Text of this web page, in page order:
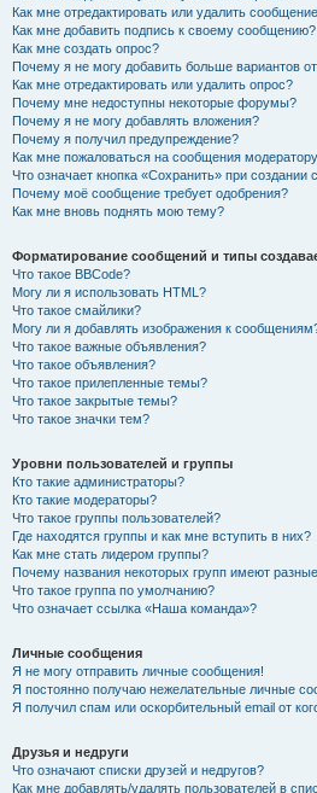
Как мне отредактировать или удалить
Как мне добавить подпись к своему сообщению?
Как мне создать опрос?
Почему я не могу добавить больше вариантов
Как мне отредактировать или удалить опрос?
Почему мне недоступны некоторые форумы?
Почему я не могу добавлять вложения?
Почему я получил предупреждение?
Как мне пожаловаться на сообщения
Что означает кнопка «Сохранить» при создании
Почему моё сообщение требует одобрения?
Как мне вновь поднять мою тему?
Форматирование сообщений и типы
Что такое BBCode?
Могу ли я использовать HTML?
Что такое смайлики?
Могу ли я добавлять изображения к
Что такое важные объявления?
Что такое объявления?
Что такое прилепленные темы?
Что такое закрытые темы?
Что такое значки тем?
Уровни пользователей и группы
Кто такие администраторы?
Кто такие модераторы?
Что такое группы пользователей?
Где находятся группы и как мне вступить в них?
Как мне стать лидером группы?
Почему названия некоторых групп имеют
Что такое группа по умолчанию?
Что означает ссылка «Наша команда»?
Личные сообщения
Я не могу отправить личные сообщения!
Я постоянно получаю нежелательные личные
Я получил спам или оскорбительный email от
Друзья и недруги
Что означают списки друзей и недругов?
Как мне добавлять/удалять пользователей в